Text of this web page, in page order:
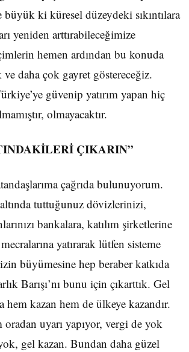
büyük ki küresel düzeydeki sıkıntılara
yeniden arttırabileceğimize
hemen ardından bu konuda
ve daha çok gayret göstereceğiz.
güvenip yatırım yapan hiç
olmayacaktır.
ÇIKARIN”
çağrıda bulunuyorum.
tuttuğunuz dövizlerinizi,
bankalara, katılım şirketlerine
yatırarak lütfen sisteme
büyümesine hep beraber katkıda
Barışı’nı bunu için çıkarttık. Gel
hem kazan hem de ülkeye kazandır.
uyarı yapıyor, vergi de yok
gel kazan. Bundan daha güzel